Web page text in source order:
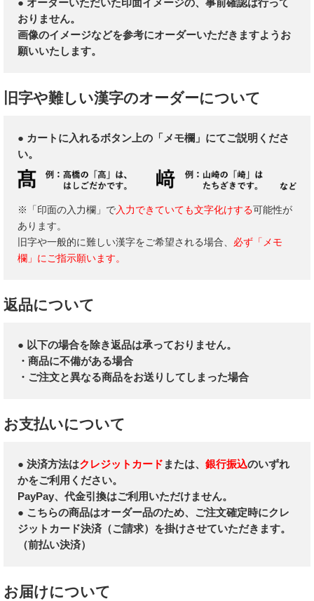
● オーダーいただいた印面イメージの、事前確認は行って
おりません。
画像のイメージなどを参考にオーダーいただきますようお
願いいたします。
旧字や難しい漢字のオーダーについて
● カートに入れるボタン上の「メモ欄」にてご説明くださ
い。
※「印面の入力欄」で入力できていても文字化けする可能性が
あります。
旧字や一般的に難しい漢字をご希望される場合、 必ず「メモ
欄」にご指示願います。
返品について
● 以下の場合を除き返品は承っておりません。
・商品に不備がある場合
・ご注文と異なる商品をお送りしてしまった場合
お支払いについて
● 決済方法はクレジットカード または、 銀行振込のいずれ
かをご利用ください。
PayPay、代金引換はご利用いただけません。
● こちらの商品はオーダー品のため、ご注文確定時にクレ
ジットカード決済（ご請求）を掛けさせていただきます。
（前払い決済）
お届けについて